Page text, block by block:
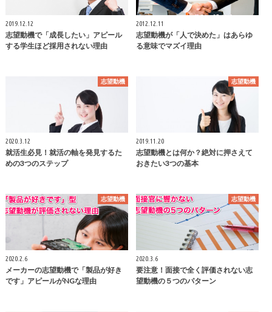
2019.12.12
志望動機で「成長したい」アピール
する学生ほど採用されない理由
2012.12.11
志望動機が「人で決めた」はあらゆ
る意味でマズイ理由
志望動機
2020.3.12
就活生必見！就活の軸を発見するた
めの3つのステップ
志望動機
2019.11.20
志望動機とは何か？絶対に押さえて
おきたい3つの基本
志望動機
2020.2.6
メーカーの志望動機で「製品が好き
です」アピールがNGな理由
志望動機
2020.3.6
要注意！面接で全く評価されない志
望動機の５つのパターン